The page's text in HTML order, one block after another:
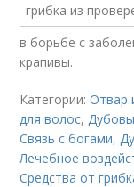
в борьбе с
крапивы.
Категории:Отвар
для волос,
Связь с богами,
Лечебное
Средства от